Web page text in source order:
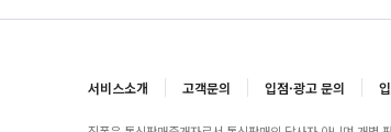
서비스소개 고객문의 입점·광고 문의